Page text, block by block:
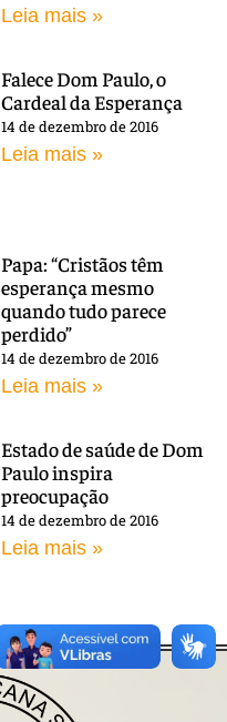
Leia mais »
Falece Dom Paulo, o
Cardeal da Esperança
14 de dezembro de 2016
Leia mais »
Papa: “Cristãos têm
esperança mesmo
quando tudo parece
perdido”
14 de dezembro de 2016
Leia mais »
Estado de saúde de Dom
Paulo inspira
preocupação
14 de dezembro de 2016
Leia mais »